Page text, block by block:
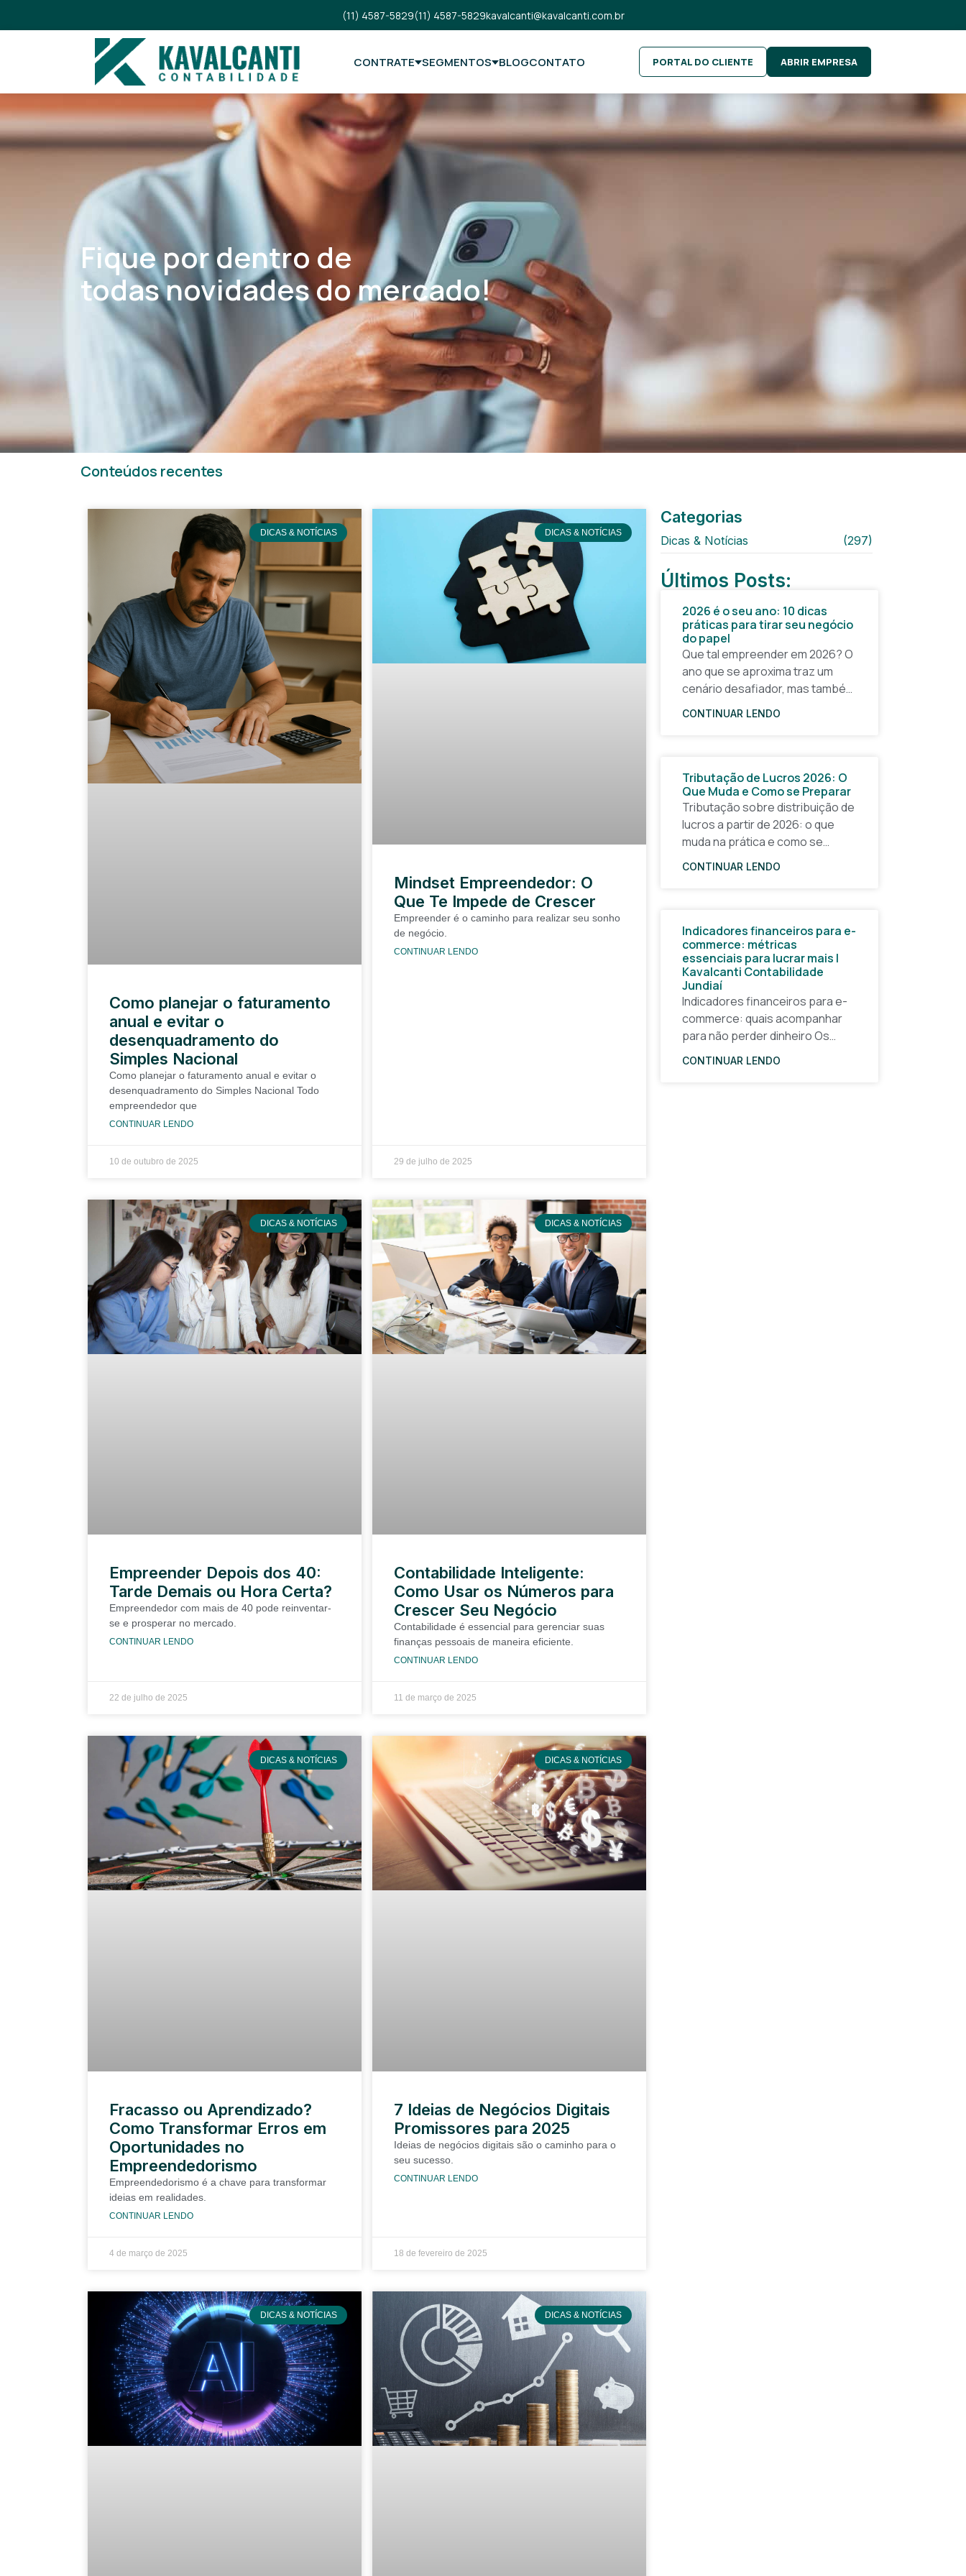
(11) 4587-5829(11) 4587-5829kavalcanti@kavalcanti.com.br
CONTRATE SEGMENTOS BLOGCONTATO PORTAL DO CLIENTE ABRIR EMPRESA
Fique por dentro de
todas novidades do mercado!
Conteúdos recentes
DICAS & NOTÍCIAS
Como planejar o faturamento
anual e evitar o
desenquadramento do
Simples Nacional
Como planejar o faturamento anual e evitar o
desenquadramento do Simples Nacional Todo
empreendedor que
CONTINUAR LENDO
10 de outubro de 2025
DICAS & NOTÍCIAS
Mindset Empreendedor: O
Que Te Impede de Crescer
Empreender é o caminho para realizar seu sonho
de negócio.
CONTINUAR LENDO
29 de julho de 2025
DICAS & NOTÍCIAS
Empreender Depois dos 40:
Tarde Demais ou Hora Certa?
Empreendedor com mais de 40 pode reinventar-
se e prosperar no mercado.
CONTINUAR LENDO
22 de julho de 2025
DICAS & NOTÍCIAS
Contabilidade Inteligente:
Como Usar os Números para
Crescer Seu Negócio
Contabilidade é essencial para gerenciar suas
finanças pessoais de maneira eficiente.
CONTINUAR LENDO
11 de março de 2025
DICAS & NOTÍCIAS
Fracasso ou Aprendizado?
Como Transformar Erros em
Oportunidades no
Empreendedorismo
Empreendedorismo é a chave para transformar
ideias em realidades.
CONTINUAR LENDO
4 de março de 2025
DICAS & NOTÍCIAS
7 Ideias de Negócios Digitais
Promissores para 2025
Ideias de negócios digitais são o caminho para o
seu sucesso.
CONTINUAR LENDO
18 de fevereiro de 2025
DICAS & NOTÍCIAS DICAS & NOTÍCIAS
Categorias
Dicas & Notícias (297)
Últimos Posts:
2026 é o seu ano: 10 dicas
práticas para tirar seu negócio
do papel
Que tal empreender em 2026? O
ano que se aproxima traz um
cenário desafiador, mas também
cheio de oportunidades para
CONTINUAR LENDO
Tributação de Lucros 2026: O
Que Muda e Como se Preparar
Tributação sobre distribuição de
lucros a partir de 2026: o que
muda na prática e como se
planejar com antecedência A
CONTINUAR LENDO
Indicadores financeiros para e-
commerce: métricas
essenciais para lucrar mais |
Kavalcanti Contabilidade
Jundiaí
Indicadores financeiros para e-
commerce: quais acompanhar
para não perder dinheiro Os
indicadores financeiros para e-
CONTINUAR LENDO